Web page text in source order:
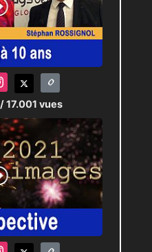
/ 17.001 vues